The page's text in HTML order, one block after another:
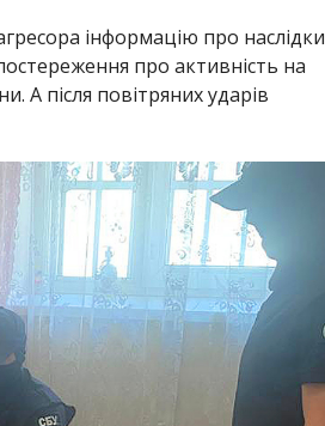
інформацію про наслідки
про активність на
А після повітряних ударів